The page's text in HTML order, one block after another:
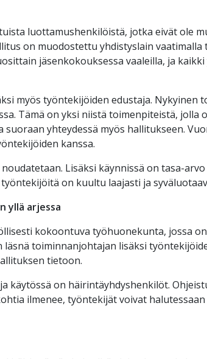
luottamushenkilöistä, jotka eivät ole
on muodostettu yhdistyslain vaatimalla
jäsenkokouksessa vaaleilla, ja
myös työntekijöiden edustaja. Nykyinen
Tämä on yksi niistä toimenpiteistä, jolla
yhteydessä myös hallitukseen.
kanssa.
Lisäksi käynnissä on tasa-
on kuultu laajasti ja
yllä arjessa
kokoontuva työhuonekunta, jossa
toiminnanjohtajan lisäksi
tietoon.
käytössä on häirintäyhdyshenkilöt.
ilmenee, työntekijät voivat